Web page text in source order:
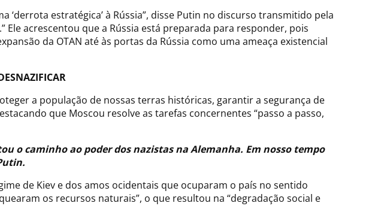
estratégica’ à Rússia”, disse Putin no discurso transmitido pela
acrescentou que a Rússia está preparada para responder, pois
da OTAN até às portas da Rússia como uma ameaça existencial
a população de nossas terras históricas, garantir a segurança de
que Moscou resolve as tarefas concernentes “passo a passo,
o caminho ao poder dos nazistas na Alemanha. Em nosso tempo
de Kiev e dos amos ocidentais que ocuparam o país no sentido
os recursos naturais”, o que resultou na “degradação social e